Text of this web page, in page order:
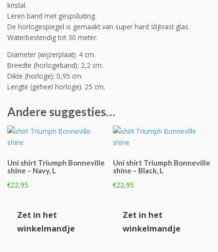
kristal.
Leren band met gespsluiting.
De horlogespiegel is gemaakt van super hard slijtvast glas.
Waterbestendig tot 30 meter.
Diameter (wijzerplaat): 4 cm.
Breedte (horlogeband): 2,2 cm.
Dikte (horloge): 0,95 cm.
Lengte (geheel horloge): 25 cm.
Andere suggesties…
Uni shirt Triumph Bonneville
shine – Navy, L
€22,95
Zet in het
winkelmandje
Uni shirt Triumph Bonneville
shine – Black, L
€22,95
Zet in het
winkelmandje